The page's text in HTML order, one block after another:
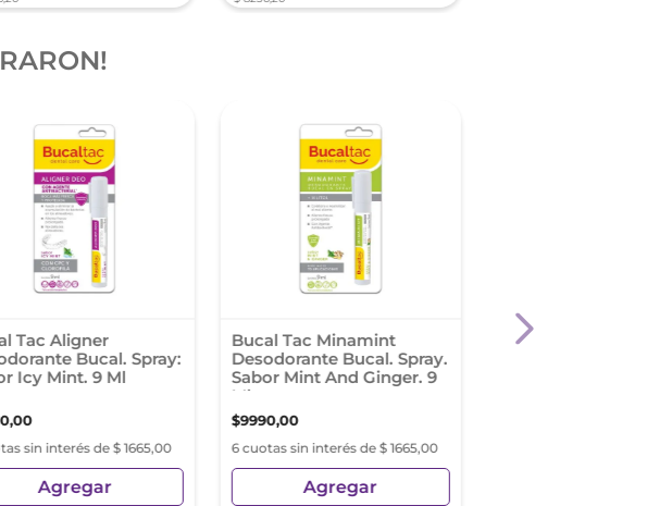
Tac Aligner
Bucal. Spray:
Icy Mint. 9 Ml
,00
sin interés de $ 1665,00
Agregar
Bucal Tac Minamint
Desodorante Bucal. Spray.
Sabor Mint And Ginger. 9
Ml
$9990,00
6 cuotas sin interés de $ 1665,00
Agregar
Dentifix Crema